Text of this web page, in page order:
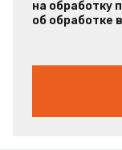
на обработку
об обработке в